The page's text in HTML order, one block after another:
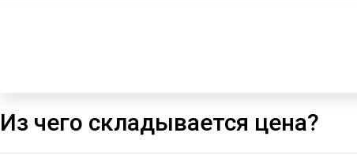
Из чего складывается цена?